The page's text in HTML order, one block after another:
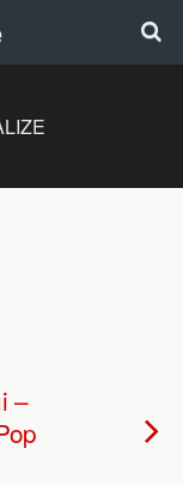
–